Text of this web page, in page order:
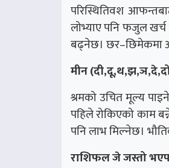
परिस्थितिवश
लोभ्याए पनि फजुल खर्च
बढ्नेछ। छर–छिमेकमा
मीन
श्रमको उचित मूल्य
पहिले रोकिएको काम
पनि लाभ मिल्नेछ।
राशिफल जे जस्तो